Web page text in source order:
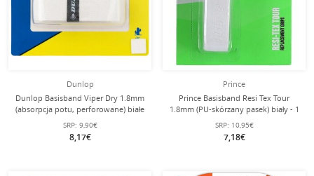
Dunlop
Dunlop Basisband Viper Dry 1.8mm
(absorpcja potu, perforowane) białe
- 1 sztuka
SRP: 9,90€
8,17€
Prince
Prince Basisband Resi Tex Tour
1.8mm (PU-skórzany pasek) biały - 1
sztuka
SRP: 10,95€
7,18€